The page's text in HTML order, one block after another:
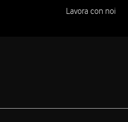
Lavora con noi